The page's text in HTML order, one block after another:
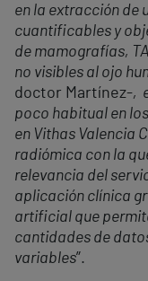
en la extracción de
cuantificables y
de mamografías,
no visibles al ojo
doctor Martínez-,
poco habitual en
en Vithas Valencia
radiómica con la
relevancia del
aplicación clínica
artificial que
cantidades de
variables”.